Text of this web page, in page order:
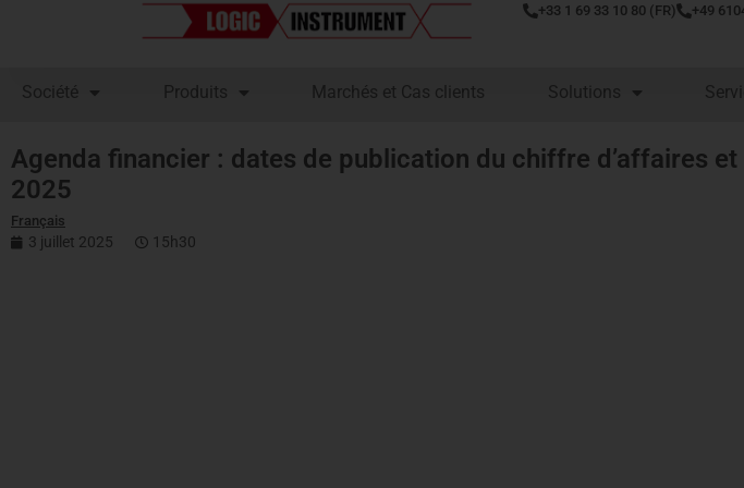
+33 1 69 33 10 80 (FR) +49
Société Produits Marchés et Cas clients Solutions
Agenda financier : dates de publication du chiffre d’affaires
2025
Français
3 juillet 2025 15h30